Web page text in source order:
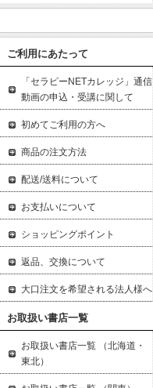
ご利用にあたって
「セラピーNETカレッジ」通信
動画の申込・受講に関して
初めてご利用の方へ
商品の注文方法
配送/送料について
お支払いについて
ショッピングポイント
返品、交換について
大口注文を希望される法人様へ
お取扱い書店一覧
お取扱い書店一覧 （北海道・
東北）